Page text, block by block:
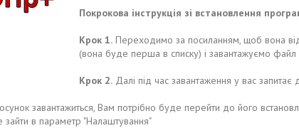
Покрокова інструкція зі встановлення
Крок 1. Переходимо за посиланням, щоб вона
(вона буде перша в списку) і завантажуємо
Крок 2. Далі під час завантаження у вас
завантажиться, Вам потрібно буде перейти до його
зайти в параметр "Налаштування"